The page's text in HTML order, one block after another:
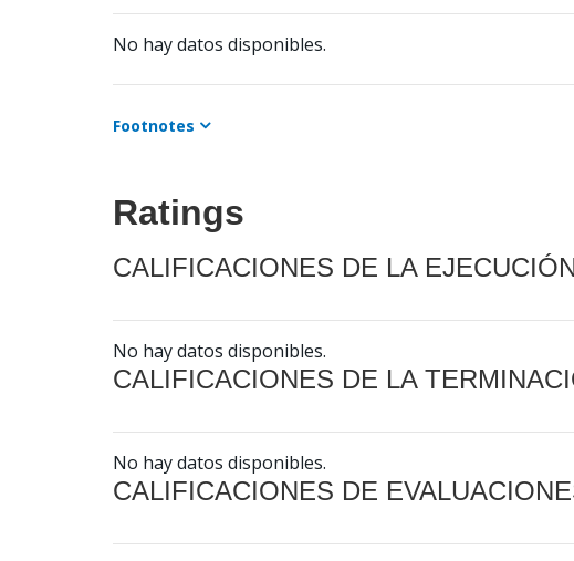
No hay datos disponibles.
Footnotes
Ratings
CALIFICACIONES DE LA
No hay datos disponibles.
CALIFICACIONES DE LA
No hay datos disponibles.
CALIFICACIONES DE